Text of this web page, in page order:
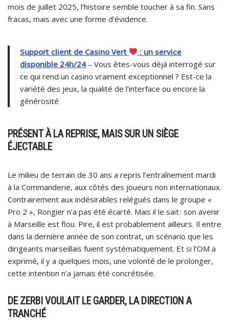
mois de juillet 2025, l’histoire semble toucher à sa fin. Sans
fracas, mais avec une forme d’évidence.
Support client de Casino Vert
: un service
disponible 24h/24– Vous êtes-vous déjà interrogé sur
ce qui rend un casino vraiment exceptionnel ? Est-ce la
variété des jeux, la qualité de l’interface ou encore la
générosité
PRÉSENT À LA REPRISE, MAIS SUR UN SIÈGE
ÉJECTABLE
Le milieu de terrain de 30 ans a repris l’entraînement mardi
à la Commanderie, aux côtés des joueurs non internationaux.
Contrairement aux indésirables relégués dans le groupe «
Pro 2 », Rongier n’a pas été écarté. Mais il le sait : son avenir
à Marseille est flou. Pire, il est probablement ailleurs. Il entre
dans la dernière année de son contrat, un scénario que les
dirigeants marseillais fuient systématiquement. Et si l’OM a
exprimé, il y a quelques mois, une volonté de le prolonger,
cette intention n’a jamais été concrétisée.
DE ZERBI VOULAIT LE GARDER, LA DIRECTION A
TRANCHÉ